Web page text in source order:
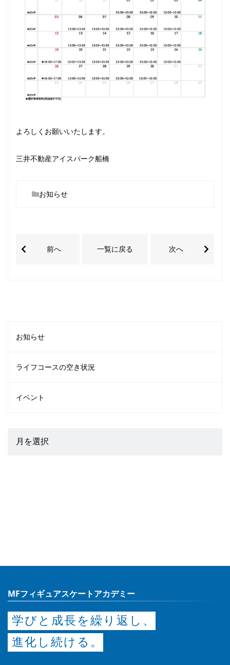
よろしくお願いいたします。
三井不動産アイスパーク船橋
お知らせ
前へ 一覧に戻る 次へ
お知らせ
ライフコースの空き状況
イベント
MFフィギュアスケートアカデミー
学びと成長を繰り返し、
進化し続ける。